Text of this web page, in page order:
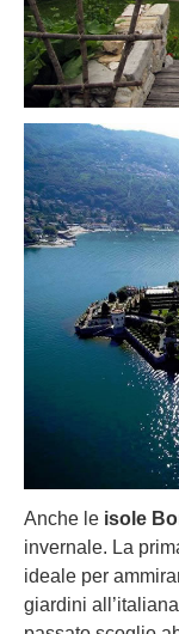
Anche le isole
invernale. La
ideale per
giardini